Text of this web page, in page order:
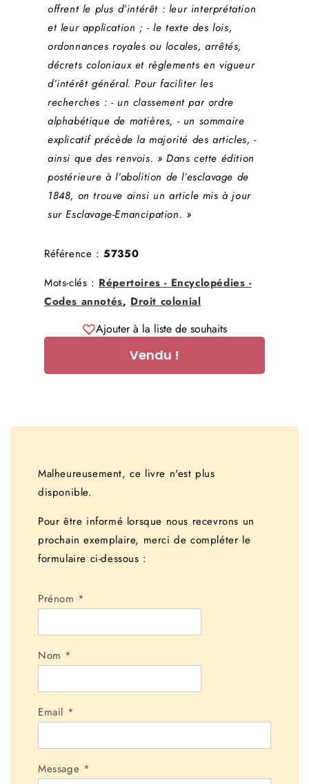
offrent le plus d’intérêt : leur interprétation
et leur application ; - le texte des lois,
ordonnances royales ou locales, arrêtés,
décrets coloniaux et règlements en vigueur
d’intérêt général. Pour faciliter les
recherches : - un classement par ordre
alphabétique de matières, - un sommaire
explicatif précède la majorité des articles, -
ainsi que des renvois. » Dans cette édition
postérieure à l’abolition de l’esclavage de
1848, on trouve ainsi un article mis à jour
sur Esclavage-Emancipation. »
Référence :57350
Mots-clés :Répertoires - Encyclopédies -
Codes annotés,Droit colonial
Ajouter à la liste de souhaits
Vendu !
Malheureusement, ce livre n'est plus
disponible.
Pour être informé lorsque nous recevrons un
prochain exemplaire, merci de compléter le
formulaire ci-dessous :
Prénom *
Nom *
Email *
Message *